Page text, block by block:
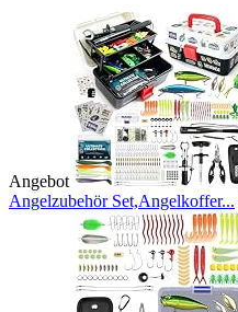
Angebot
Angelzubehör Set,Angelkoffer...